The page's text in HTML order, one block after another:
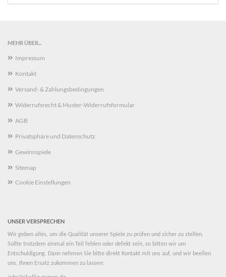
MEHR ÜBER...
Impressum
Kontakt
Versand- & Zahlungsbedingungen
Widerrufsrecht & Muster-Widerrufsformular
AGB
Privatsphäre und Datenschutz
Gewinnspiele
Sitemap
Cookie Einstellungen
UNSER VERSPRECHEN
Wir geben alles, um die Qualität unserer Spiele zu prüfen und sicher zu stellen.
Sollte trotzdem einmal ein Teil fehlen oder defekt sein, so bitten wir um
Entschuldigung. Dann nehmen Sie bitte direkt Kontakt mit uns auf, und wir beeilen
uns, Ihnen Ersatz zukommen zu lassen: